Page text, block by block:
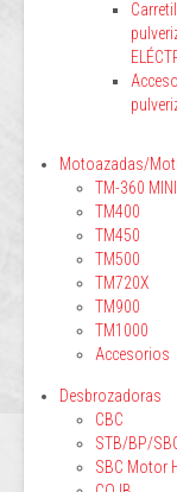
Motoazadas/
TM-360 MINI
TM400
TM450
TM500
TM720X
TM900
TM1000
Accesorios
Desbrozadoras
CBC
STB/BP/
SBC Motor